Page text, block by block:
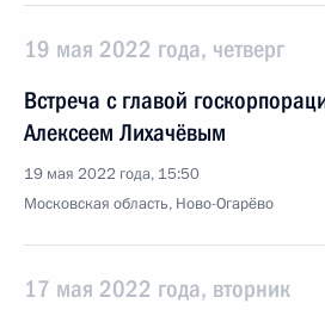
19 мая 2022 года, четверг
Встреча с главой
Алексеем Лихачёвым
19 мая 2022 года, 15:50
Московская область, Ново-Огарёво
17 мая 2022 года, вторник